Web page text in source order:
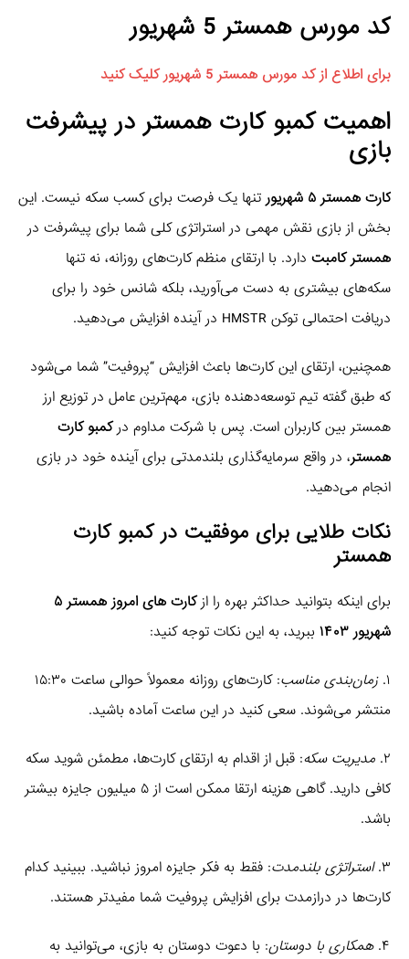
کد مورس همستر 5 شهریور
برای اطلاع از کد مورس همستر 5 شهریور کلیک کنید
اهمیت کمبو کارت همستر در پیشرفت
بازی
کارت همستر ۵ شهریور
تنها یک فرصت برای کسب سکه نیست. این
بخش از بازی نقش مهمی در استراتژی کلی شما برای پیشرفت در
همستر کامبت دارد. با ارتقای منظم کارت‌های روزانه، نه تنها
سکه‌های بیشتری به دست می‌آورید، بلکه شانس خود را برای
دریافت احتمالی توکن HMSTR در آینده افزایش می‌دهید.
همچنین، ارتقای این کارت‌ها باعث افزایش “پروفیت” شما می‌شود
که طبق گفته تیم توسعه‌دهنده بازی، مهم‌ترین عامل در توزیع ارز
همستر بین کاربران است. پس با شرکت مداوم درکمبو کارت
همستر، در واقع سرمایه‌گذاری بلندمدتی برای آینده خود در بازی
انجام می‌دهید.
نکات طلایی برای موفقیت در کمبو کارت
همستر
برای اینکه بتوانید حداکثر بهره را از
کارت های امروز همستر ۵
شهریور ۱۴۰۳
ببرید، به این نکات توجه کنید:
۱. زمان‌بندی مناسب
: کارت‌های روزانه معمولاً حوالی ساعت ۱۵:۳۰
منتشر می‌شوند. سعی کنید در این ساعت آماده باشید.
۲. مدیریت سکه: قبل از اقدام به ارتقای کارت‌ها، مطمئن شوید سکه
کافی دارید. گاهی هزینه ارتقا ممکن است از ۵ میلیون جایزه بیشتر
باشد.
۳. استراتژی بلندمدت: فقط به فکر جایزه امروز نباشید. ببینید کدام
کارت‌ها در درازمدت برای افزایش پروفیت شما مفیدتر هستند.
۴. همکاری با دوستان: با دعوت دوستان به بازی، می‌توانید به